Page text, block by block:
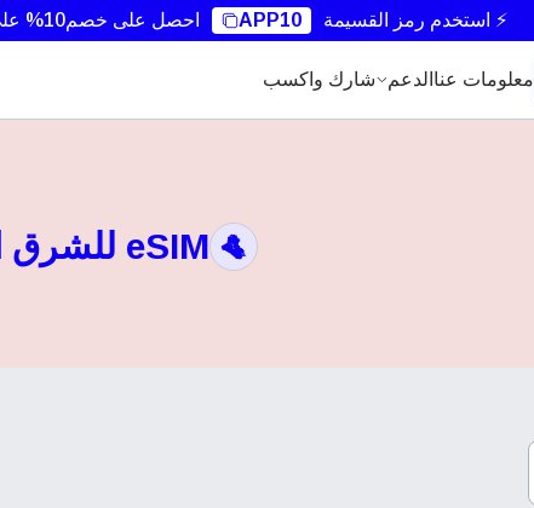
⚡ استخدم رمز القسيمة APP10 احصل على خصم10% على طلبك الأول من التطبيق.
معلومات عنا الدعم شارك واكسب
eSIM للشرق الأوسط